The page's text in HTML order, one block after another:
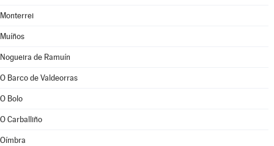
Monterrei
Muíños
Nogueira de Ramuín
O Barco de Valdeorras
O Bolo
O Carballiño
Oímbra